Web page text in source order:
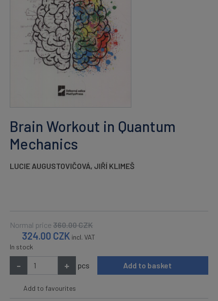
Brain Workout in Quantum
Mechanics
LUCIE AUGUSTOVIČOVÁ, JIŘÍ KLIMEŠ
Normal price 360.00CZK
324.00 CZK incl. VAT
In stock
- + pcs Add to basket
Add to favourites